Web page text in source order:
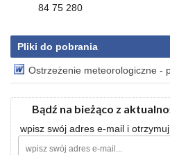
84 75 280
Pliki do pobrania
Ostrzeżenie meteorologiczne -
Bądź na bieżąco z
wpisz swój adres e-mail i